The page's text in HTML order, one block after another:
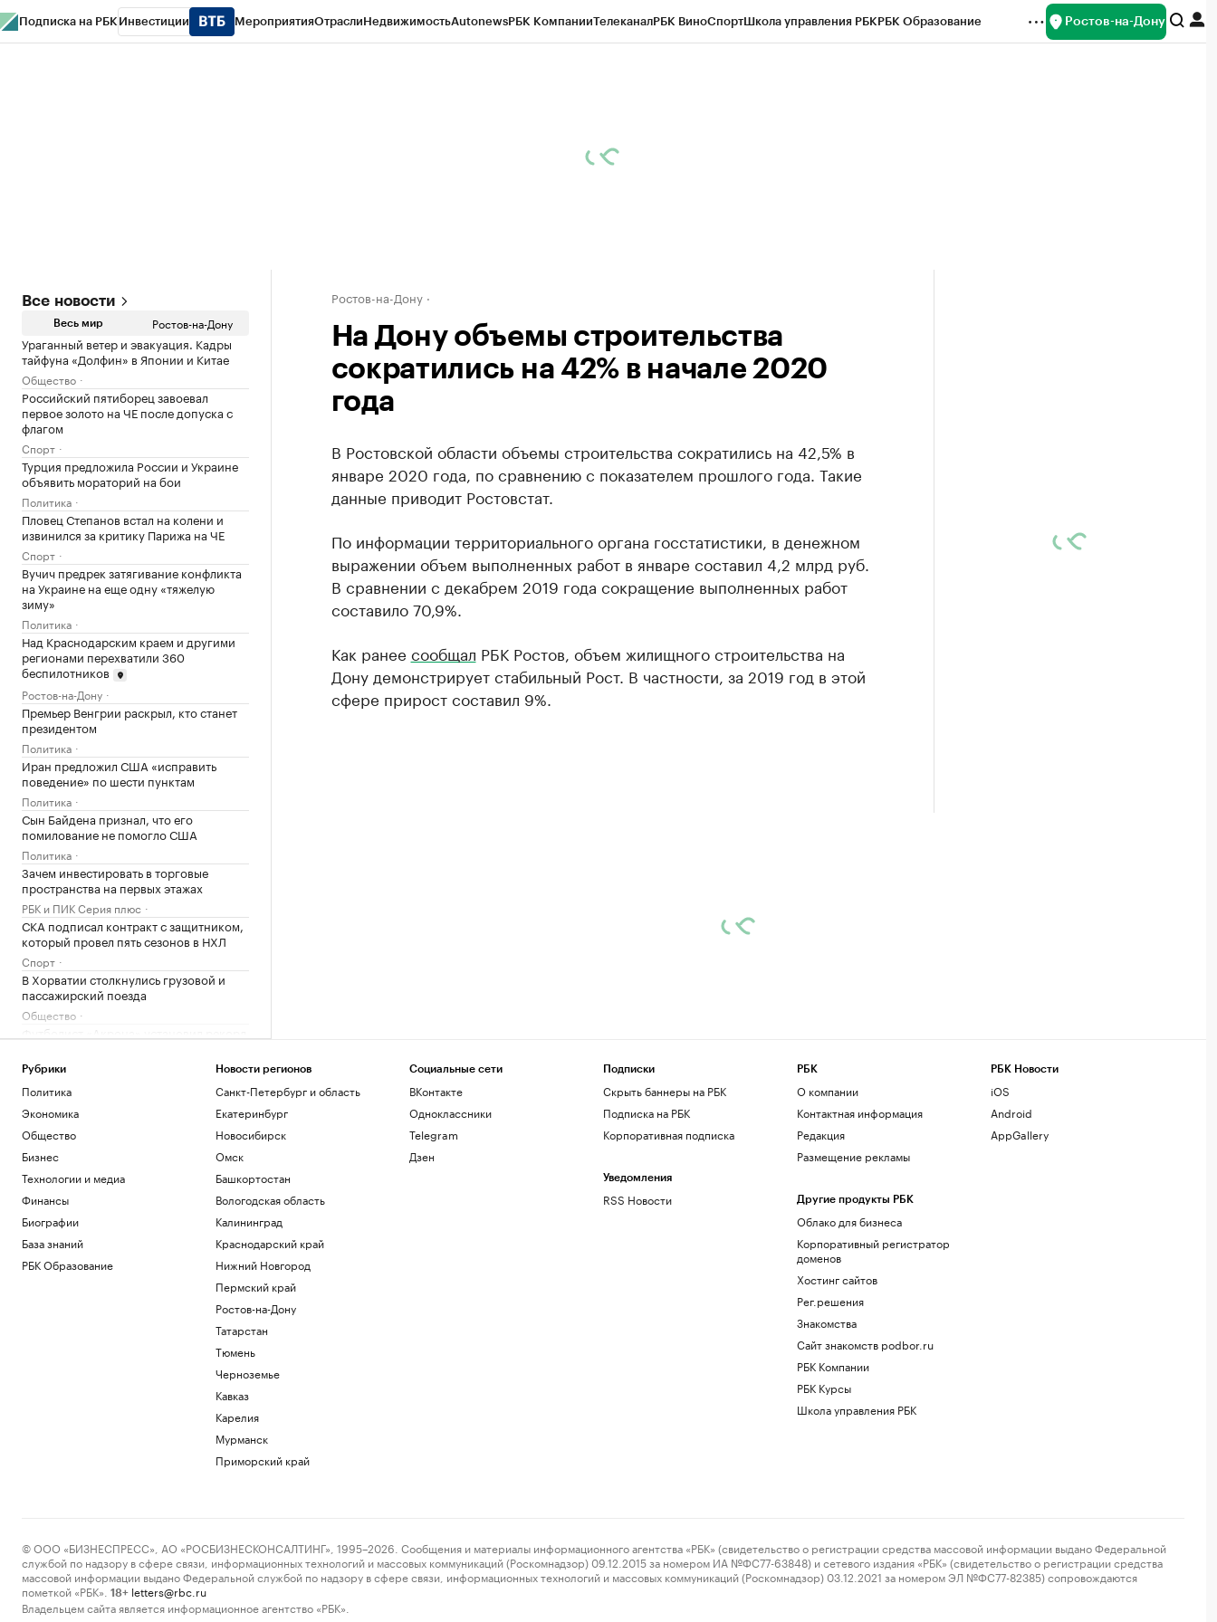
Подписка на РБК Инвестиции МероприятияОтраслиНедвижимостьAutonewsРБК КомпанииТелеканалРБК ВиноСпортШкола управления РБКРБК Образование Ростов-на-Дону
Все новости
Весь мир Ростов-на-Дону
Ураганный ветер и эвакуация. Кадры
тайфуна «Долфин» в Японии и Китае
Общество
Российский пятиборец завоевал
первое золото на ЧЕ после допуска с
флагом
Спорт
Турция предложила России и Украине
объявить мораторий на бои
Политика
Пловец Степанов встал на колени и
извинился за критику Парижа на ЧЕ
Спорт
Вучич предрек затягивание конфликта
на Украине на еще одну «тяжелую
зиму»
Политика
Над Краснодарским краем и другими
регионами перехватили 360
беспилотников
Ростов-на-Дону
Премьер Венгрии раскрыл, кто станет
президентом
Политика
Иран предложил США «исправить
поведение» по шести пунктам
Политика
Сын Байдена признал, что его
помилование не помогло США
Политика
Зачем инвестировать в торговые
пространства на первых этажах
РБК и ПИК Серия плюс
СКА подписал контракт с защитником,
который провел пять сезонов в НХЛ
Спорт
В Хорватии столкнулись грузовой и
пассажирский поезда
Общество
Футболист «Акрона» установил рекорд
Спорт
МИД Болгарии вызвал посла Украины
из-за взрыва беспилотника
Политика
Зачем экономике России нужна
товарная биржа
РБК и Петербургская Биржа
аутсайдером РПЛ
Спорт
Bloomberg назвал три выхода для
Киева на фоне дефицита ракет ПВО
Марат и Динара Сафины сыграют с
ТАСС узнал о возможности скорого
визита Уиткоффа и Кушнера в Москву
Ростов-на-Дону
На Дону объемы строительства
сократились на 42% в начале 2020
года
В Ростовской области объемы строительства сократились на 42,5% в
январе 2020 года, по сравнению с показателем прошлого года. Такие
данные приводит Ростовстат.
По информации территориального органа госстатистики, в денежном
выражении объем выполненных работ в январе составил 4,2 млрд руб.
В сравнении с декабрем 2019 года сокращение выполненных работ
составило 70,9%.
Как ранее сообщал РБК Ростов, объем жилищного строительства на
Дону демонстрирует стабильный Рост. В частности, за 2019 год в этой
сфере прирост составил 9%.
Рубрики
Политика
Экономика
Общество
Бизнес
Технологии и медиа
Финансы
Биографии
База знаний
РБК Образование
Новости регионов
Санкт-Петербург и область
Екатеринбург
Новосибирск
Омск
Башкортостан
Вологодская область
Калининград
Краснодарский край
Нижний Новгород
Пермский край
Ростов-на-Дону
Татарстан
Тюмень
Черноземье
Кавказ
Карелия
Мурманск
Приморский край
Социальные сети
ВКонтакте
Одноклассники
Telegram
Дзен
Подписки
Скрыть баннеры на РБК
Подписка на РБК
Корпоративная подписка
Уведомления
RSS Новости
РБК
О компании
Контактная информация
Редакция
Размещение рекламы
Другие продукты РБК
Облако для бизнеса
Корпоративный регистратор
доменов
Хостинг сайтов
Рег.решения
Знакомства
Сайт знакомств podbor.ru
РБК Компании
РБК Курсы
Школа управления РБК
РБК Новости
iOS
Android
AppGallery
© ООО «БИЗНЕСПРЕСС», АО «РОСБИЗНЕСКОНСАЛТИНГ», 1995–2026. Сообщения и материалы информационного агентства «РБК» (свидетельство о регистрации средства массовой информации выдано Федеральной
службой по надзору в сфере связи, информационных технологий и массовых коммуникаций (Роскомнадзор) 09.12.2015 за номером ИА №ФС77-63848) и сетевого издания «РБК» (свидетельство о регистрации средства
массовой информации выдано Федеральной службой по надзору в сфере связи, информационных технологий и массовых коммуникаций (Роскомнадзор) 03.12.2021 за номером ЭЛ №ФС77-82385) сопровождаются
пометкой «РБК».
18+ letters@rbc.ru
Владельцем сайта является информационное агентство «РБК».